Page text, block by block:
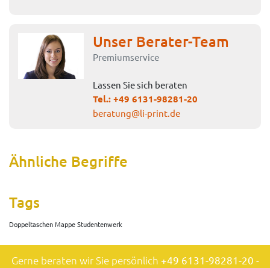
Unser Berater-Team
Premiumservice
Lassen Sie sich beraten
Tel.:+49 6131-98281-20
beratung@li-print.de
Ähnliche Begriffe
Tags
Doppeltaschen Mappe Studentenwerk
Gerne beraten wir Sie persönlich +49 6131-98281-20 -